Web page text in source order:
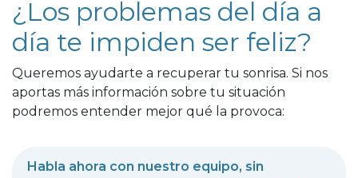
¿Los problemas del día a
día te impiden ser feliz?
Queremos ayudarte a recuperar tu sonrisa. Si nos
aportas más información sobre tu situación
podremos entender mejor qué la provoca:
Habla ahora con nuestro equipo, sin